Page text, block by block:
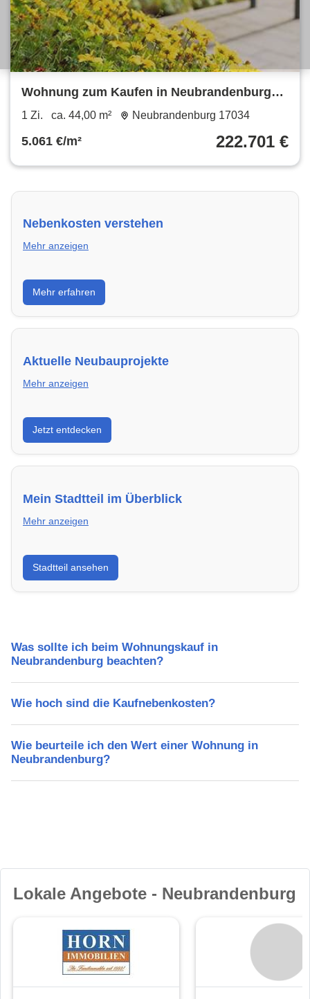
Wohnung zum Kaufen in Neubrandenburg
222.701 € 44 m²
1 Zi. ca. 44,00 m² Neubrandenburg 17034
5.061 €/m² 222.701 €
Nebenkosten verstehen
Mehr anzeigen
Erfahre, welche Nebenkosten rechtmäßig sind und
wie du deine monatliche Belastung optimieren
kannst.
Mehr erfahren
Aktuelle Neubauprojekte
Mehr anzeigen
Entdecke Neubauprojekte in Neubrandenburg –
modern, energieeffizient und sofort bezugsfertig.
Jetzt entdecken
Mein Stadtteil im Überblick
Mehr anzeigen
Erfahre mehr über deinen Stadtteil in
Neubrandenburg: Lebensqualität,
Verkehrsanbindung, Schulen, Freizeitmöglichkeiten
Stadtteil ansehen
Was sollte ich beim Wohnungskauf in
Neubrandenburg beachten?
Wie hoch sind die Kaufnebenkosten?
Wie beurteile ich den Wert einer Wohnung in
Neubrandenburg?
Lokale Angebote - Neubrandenburg